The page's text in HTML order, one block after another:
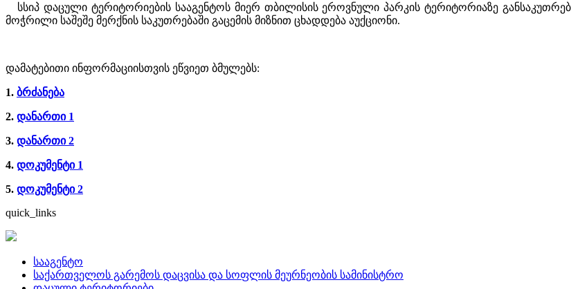
სსიპ დაცული ტერიტორიების სააგენტოს მიერ თბილისის ეროვნული პარკის ტერიტორიაზე
მოჭრილი საშეშე მერქნის საკუთრებაში გაცემის მიზნით ცხადდება აუქციონი.
დამატებითი ინფორმაციისთვის ეწვიეთ ბმულებს:
1. ბრძანება
2. დანართი 1
3. დანართი 2
4. დოკუმენტი 1
5. დოკუმენტი 2
quick_links
სააგენტო
საქართველოს გარემოს დაცვისა და სოფლის მეურნეობის სამინისტრო